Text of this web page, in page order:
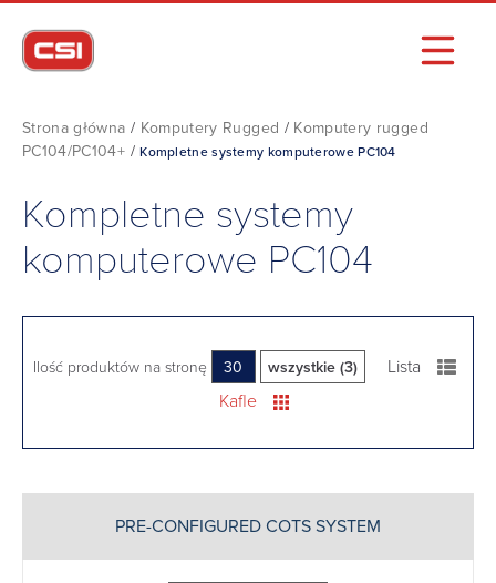
Strona główna / Komputery Rugged / Komputery rugged
PC104/PC104+ /Kompletne systemy komputerowe PC104
Kompletne systemy
komputerowe PC104
Ilość produktów na stronę 30 wszystkie (3)
Lista
Kafle
PRE-CONFIGURED COTS SYSTEM